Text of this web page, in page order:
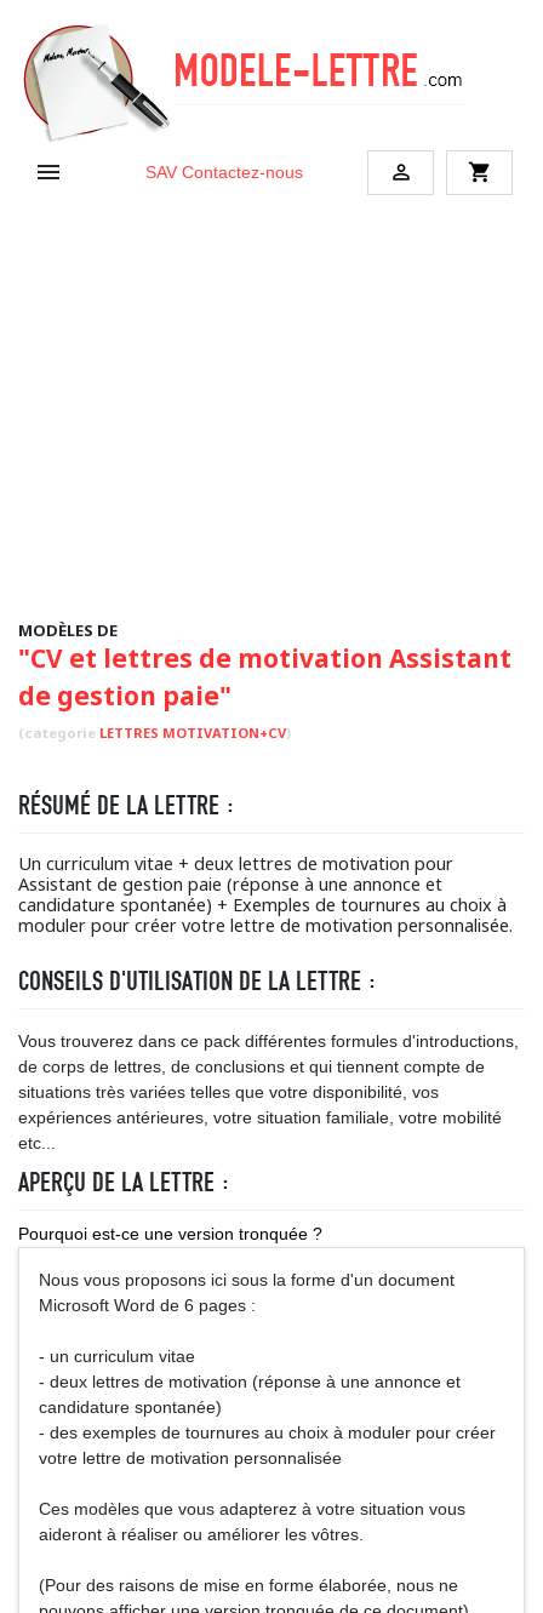
 SAV Contactez-nous  shopping_cart
MODÈLES DE
"CV et lettres de motivation Assistant
de gestion paie"
(categorie LETTRES MOTIVATION+CV)
RÉSUMÉ DE LA LETTRE :
Un curriculum vitae + deux lettres de motivation pour
Assistant de gestion paie (réponse à une annonce et
candidature spontanée) + Exemples de tournures au choix à
moduler pour créer votre lettre de motivation personnalisée.
CONSEILS D'UTILISATION DE LA LETTRE :
Vous trouverez dans ce pack différentes formules d'introductions,
de corps de lettres, de conclusions et qui tiennent compte de
situations très variées telles que votre disponibilité, vos
expériences antérieures, votre situation familiale, votre mobilité
etc...
APERÇU DE LA LETTRE :
Pourquoi est-ce une version tronquée ?
Nous vous proposons ici sous la forme d'un document
Microsoft Word de 6 pages :
- un curriculum vitae
- deux lettres de motivation (réponse à une annonce et
candidature spontanée)
- des exemples de tournures au choix à moduler pour créer
votre lettre de motivation personnalisée
Ces modèles que vous adapterez à votre situation vous
aideront à réaliser ou améliorer les vôtres.
(Pour des raisons de mise en forme élaborée, nous ne